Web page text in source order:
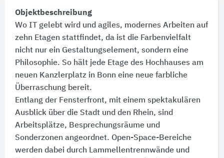
Objektbeschreibung
Wo IT gelebt wird und agiles, modernes Arbeiten auf
zehn Etagen stattfindet, da ist die Farbenvielfalt
nicht nur ein Gestaltungselement, sondern eine
Philosophie. So hält jede Etage des Hochhauses am
neuen Kanzlerplatz in Bonn eine neue farbliche
Überraschung bereit.
Entlang der Fensterfront, mit einem spektakulären
Ausblick über die Stadt und den Rhein, sind
Arbeitsplätze, Besprechungsräume und
Sonderzonen angeordnet. Open-Space-Bereiche
werden dabei durch Lammellentrennwände und